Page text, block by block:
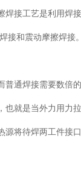
接工艺是利用焊
接和震动摩擦焊
通焊接需要数
就是当外力用力
将待焊两工件